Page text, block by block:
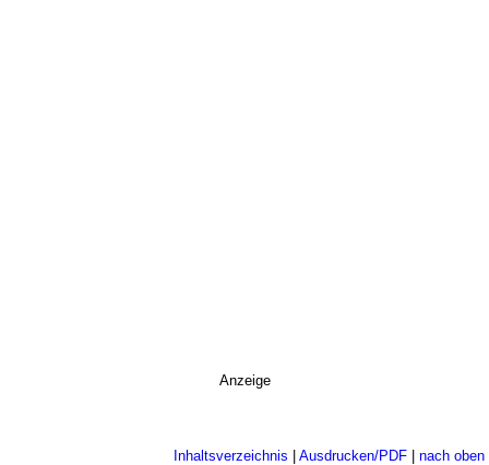
Anzeige
Inhaltsverzeichnis | Ausdrucken/PDF| nach oben